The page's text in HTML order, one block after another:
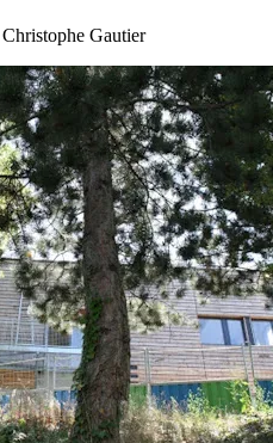
Gautier